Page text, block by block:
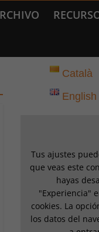
Català
English
Tus ajustes
que veas este
hayas
"Experiencia"
cookies. La
los datos del